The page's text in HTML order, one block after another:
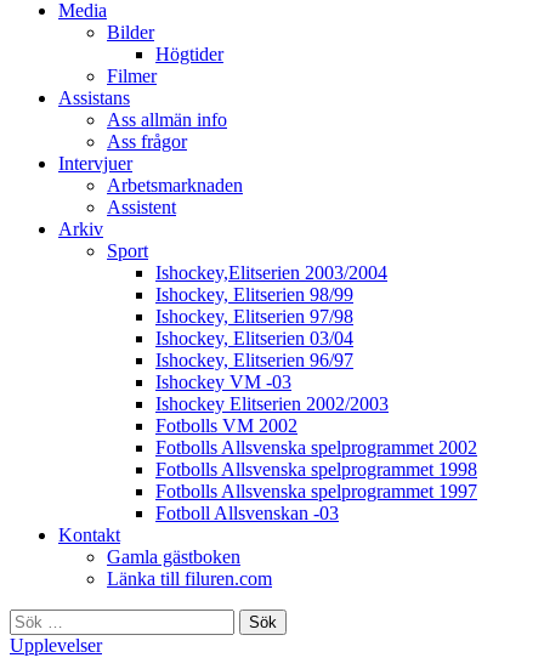
Media
Bilder
Högtider
Filmer
Assistans
Ass allmän info
Ass frågor
Intervjuer
Arbetsmarknaden
Assistent
Arkiv
Sport
Ishockey,Elitserien 2003/2004
Ishockey, Elitserien 98/99
Ishockey, Elitserien 97/98
Ishockey, Elitserien 03/04
Ishockey, Elitserien 96/97
Ishockey VM -03
Ishockey Elitserien 2002/2003
Fotbolls VM 2002
Fotbolls Allsvenska spelprogrammet 2002
Fotbolls Allsvenska spelprogrammet 1998
Fotbolls Allsvenska spelprogrammet 1997
Fotboll Allsvenskan -03
Kontakt
Gamla gästboken
Länka till filuren.com
Sök
efter:
Upplevelser